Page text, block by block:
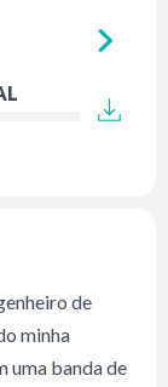
de
minha
uma banda de